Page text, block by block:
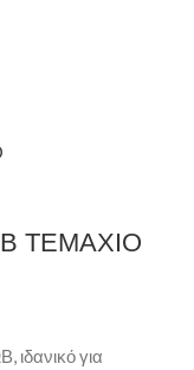
ΤΕΜΑΧΙΟ
για